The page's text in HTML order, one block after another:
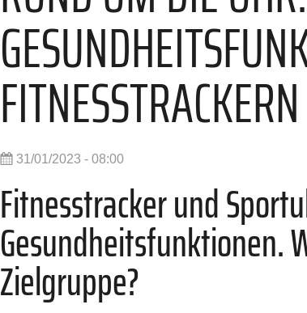
FITNESSTRACKERN
31/01/2023 - 08:00
Fitnesstracker und
Gesundheitsfunktionen.
Zielgruppe?